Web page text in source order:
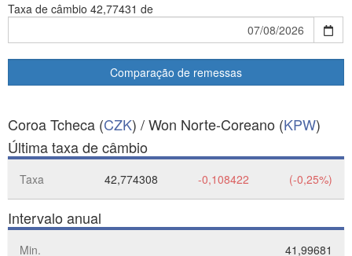
Taxa de câmbio 42,77431 de
Comparação de remessas
Coroa Tcheca (CZK) / Won Norte-Coreano (KPW)
Última taxa de câmbio
Taxa 42,774308 -0,108422 (-0,25%)
Intervalo anual
Min.
41,99681